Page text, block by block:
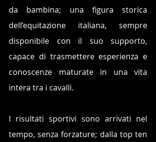
da bambina; una figura storica
dell’equitazione italiana, sempre
disponibile con il suo supporto,
capace di trasmettere esperienza e
conoscenze maturate in una vita
intera tra i cavalli.
I risultati sportivi sono arrivati nel
tempo, senza forzature; dalla top ten